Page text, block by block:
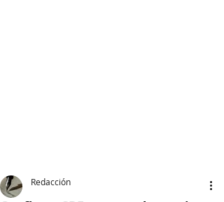
Redacción